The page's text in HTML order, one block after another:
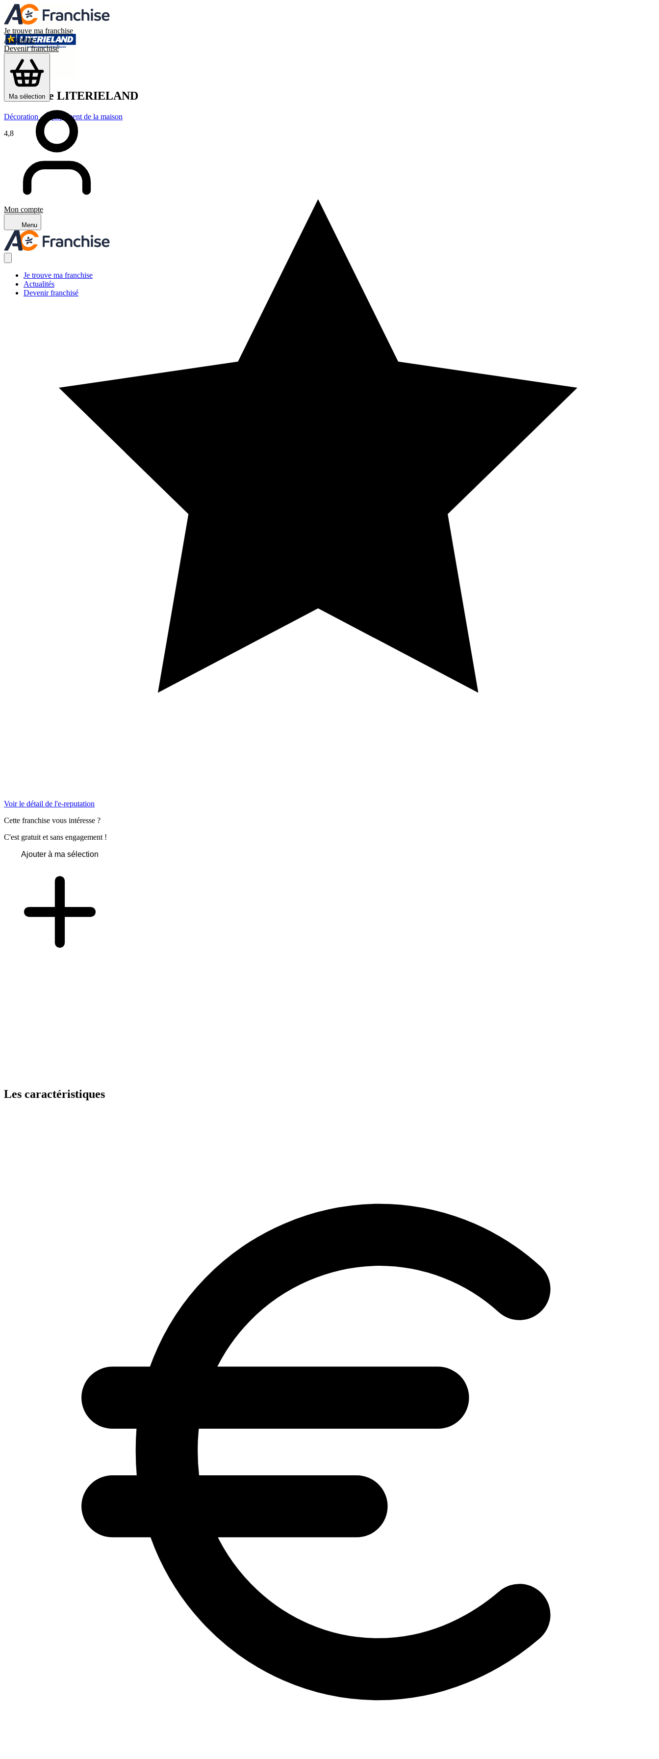
Je trouve ma franchise
Actualités
Devenir franchisé
Ma sélection
Mon compte
Menu
Je trouve ma franchise
Actualités
Devenir franchisé
Franchise LITERIELAND
Décoration - Équipement de la maison
4,8
Voir le détail de l'e-reputation
Cette franchise vous intéresse ?
C'est gratuit et sans engagement !
Ajouter à ma sélection
Les caractéristiques